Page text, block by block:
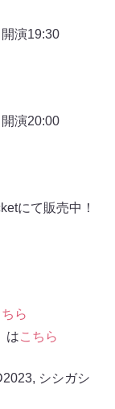
演19:30
演20:00
にて販売中！
ら
はこちら
, シシガシ